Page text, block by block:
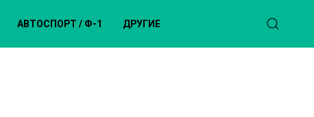
АВТОСПОРТ / Ф-1 ДРУГИЕ